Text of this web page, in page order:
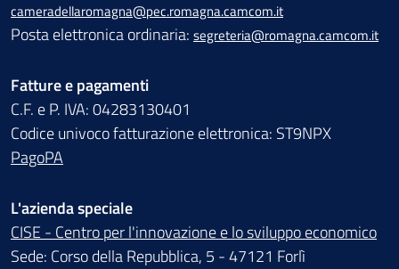
cameradellaromagna@pec.romagna.camcom.it
Posta elettronica ordinaria: segreteria@romagna.camcom.it
Fatture e pagamenti
C.F. e P. IVA: 04283130401
Codice univoco fatturazione elettronica: ST9NPX
PagoPA
L'azienda speciale
CISE - Centro per l'innovazione e lo sviluppo economico
Sede: Corso della Repubblica, 5 - 47121 Forlì